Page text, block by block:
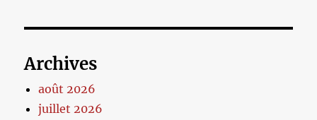
Archives
août 2026
juillet 2026